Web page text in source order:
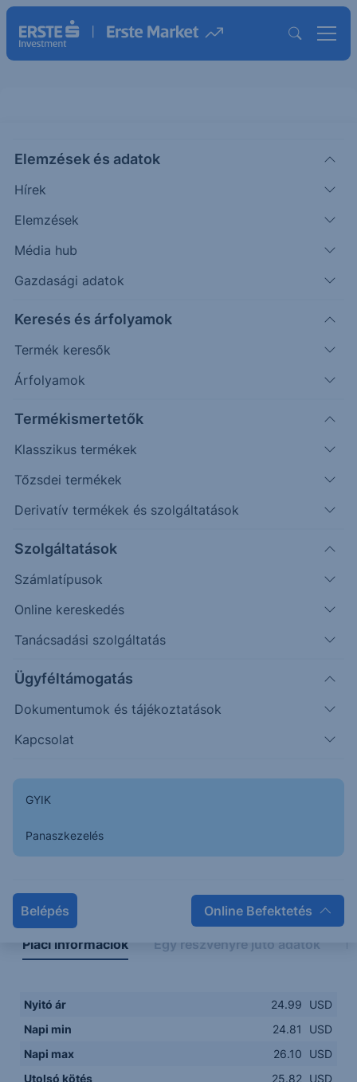
Elemzések és adatok
Hírek
Elemzések
Média hub
Gazdasági adatok
Keresés és árfolyamok
Termék keresők
Árfolyamok
Termékismertetők
Klasszikus termékek
Tőzsdei termékek
Derivatív termékek és szolgáltatások
Szolgáltatások
Számlatípusok
Online kereskedés
Tanácsadási szolgáltatás
Ügyféltámogatás
Dokumentumok és tájékoztatások
Kapcsolat
GYIK
Panaszkezelés
Belépés Online Befektetés
RARE(USA)
Ultragenyx Pharmaceutical Inc.
25.82
Időpont: 26.08.06. 22:00
Előző záró:
24.93
Árfolyamértesítő rögzítése
További információk kérése
Napon belüli Historikus
Piaci információk Egy részvényre jutó adatok
Nyitó ár 24.99
USD
Napi min
24.81
USD
Napi max
26.10
USD
Utolsó kötés
25.82 USD